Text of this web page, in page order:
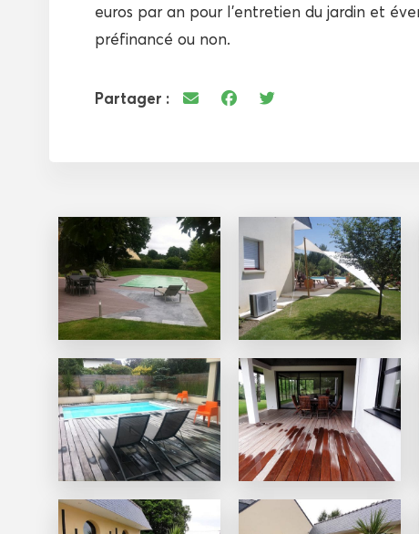
euros par an pour l’entretien du jardin et
préfinancé ou non.
Partager :